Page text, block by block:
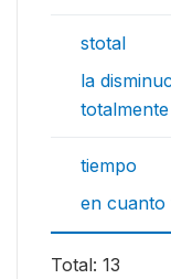
stotal
la
tiempo
en cuanto
Total: 13